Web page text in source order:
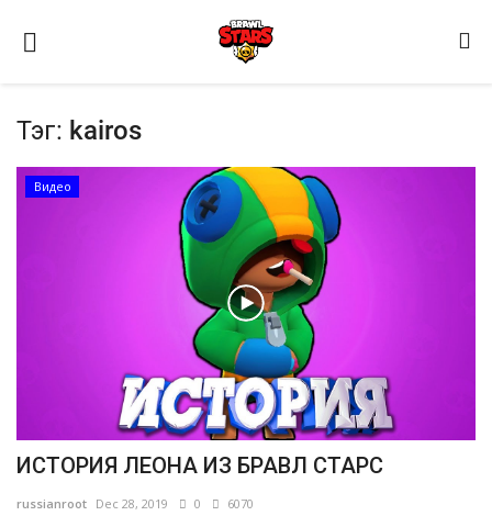
Terms & Conditions
Наш ФОРУМ
Gallery
Тэг: kairos
Видео
ИСТОРИЯ ЛЕОНА ИЗ БРАВЛ СТАРС
russianroot Dec 28, 2019 0 6070